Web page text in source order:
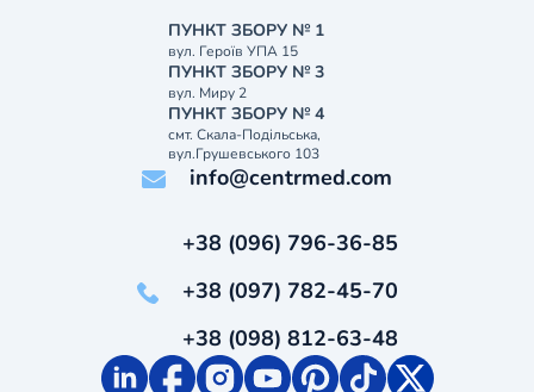
ПУНКТ ЗБОРУ № 1
вул. Героїв УПА 15
ПУНКТ ЗБОРУ № 3
вул. Миру 2
ПУНКТ ЗБОРУ № 4
смт. Скала-Подільська,
вул.Грушевського 103
info@centrmed.com
+38 (096) 796-36-85
+38 (097) 782-45-70
+38 (098) 812-63-48